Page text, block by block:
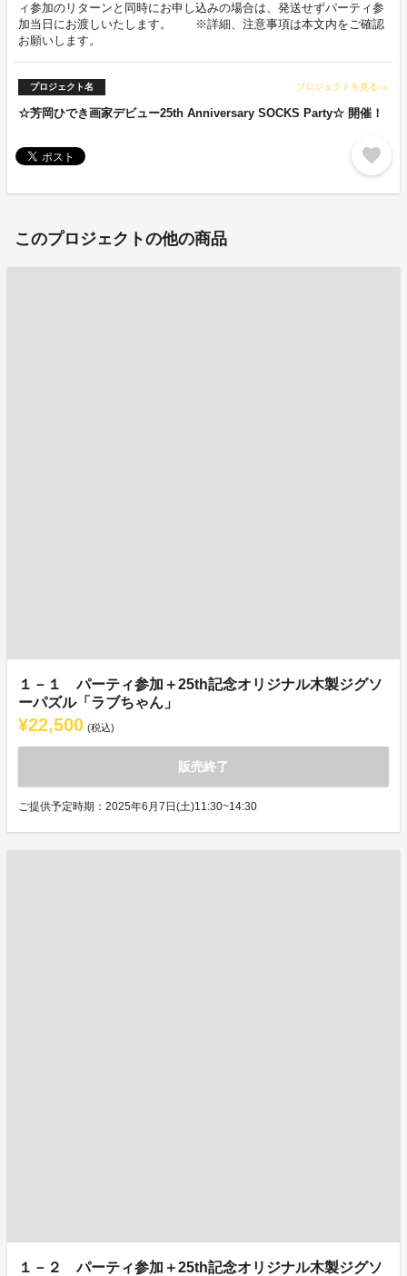
ィ参加のリターンと同時にお申し込みの場合は、発送せずパーティ参
加当日にお渡しいたします。 ※詳細、注意事項は本文内をご確認
お願いします。
プロジェクト名 プロジェクトを見る arrow_forward
☆芳岡ひでき画家デビュー25th Anniversary SOCKS Party☆ 開催！
favorite
このプロジェクトの他の商品
１－１ パーティ参加＋25th記念オリジナル木製ジグソ
ーパズル「ラブちゃん」
¥22,500 (税込)
販売終了
ご提供予定時期：2025年6月7日(土)11:30~14:30
１－２ パーティ参加＋25th記念オリジナル木製ジグソ